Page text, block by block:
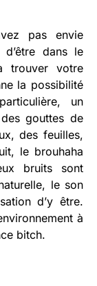
pas envie
d’être dans le
trouver votre
la possibilité
un
gouttes de
des feuilles,
le brouhaha
bruits sont
le son
d’y être.
à
bitch.